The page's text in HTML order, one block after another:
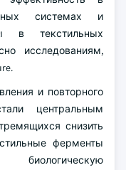
системах и
в текстильных
исследованиям,
и повторного
центральным
снизить
ферменты
биологическую